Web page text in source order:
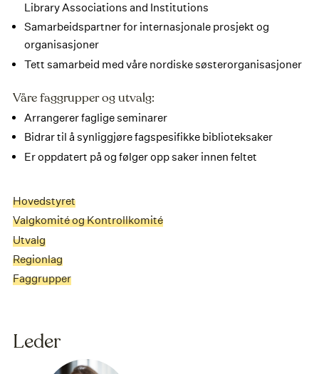
Library Associations and Institutions
Samarbeidspartner for internasjonale prosjekt og
organisasjoner
Tett samarbeid med våre nordiske søsterorganisasjoner
Våre faggrupper og utvalg:
Arrangerer faglige seminarer
Bidrar til å synliggjøre fagspesifikke biblioteksaker
Er oppdatert på og følger opp saker innen feltet
Hovedstyret
Valgkomité og Kontrollkomité
Utvalg
Regionlag
Faggrupper
Leder